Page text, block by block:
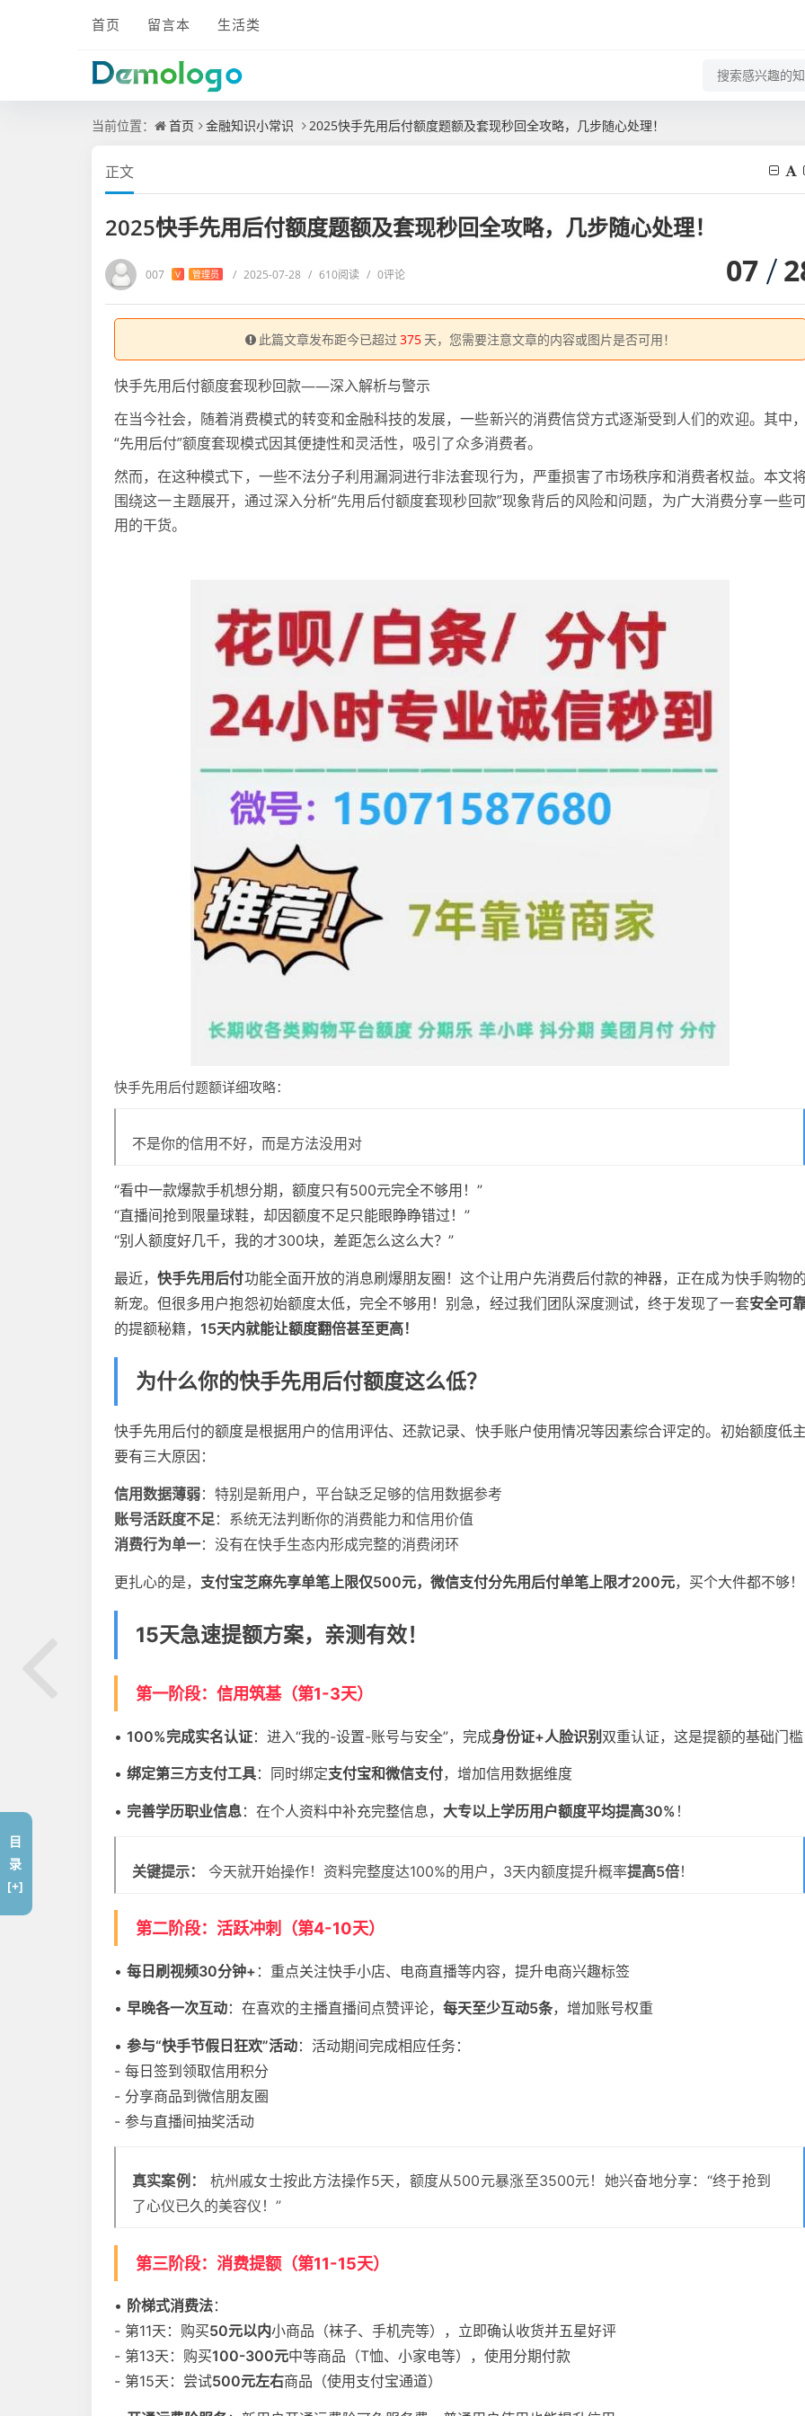
首页 留言本 生活类
当前位置： 首页 金融知识小常识 2025快手先用后付额度题额及套现秒回全攻略，几步随心处理！
正文
2025快手先用后付额度题额及套现秒回全攻略，几步随心处理！
007 V 管理员 / 2025-07-28 / 610阅读 / 0评论 07
此篇文章发布距今已超过 375 天，您需要注意文章的内容或图片是否可用！
快手先用后付额度套现秒回款——深入解析与警示
在当今社会，随着消费模式的转变和金融科技的发展，一些新兴的消费信贷方式逐渐受到人们的欢迎。其中，
“先用后付”额度套现模式因其便捷性和灵活性，吸引了众多消费者。
然而，在这种模式下，一些不法分子利用漏洞进行非法套现行为，严重损害了市场秩序和消费者权益。本文
围绕这一主题展开，通过深入分析“先用后付额度套现秒回款”现象背后的风险和问题，为广大消费分享一些
用的干货。
快手先用后付题额详细攻略：
不是你的信用不好，而是方法没用对
“看中一款爆款手机想分期，额度只有500元完全不够用！”
“直播间抢到限量球鞋，却因额度不足只能眼睁睁错过！”
“别人额度好几千，我的才300块，差距怎么这么大？”
最近，快手先用后付功能全面开放的消息刷爆朋友圈！这个让用户先消费后付款的神器，正在成为快手购物的
新宠。但很多用户抱怨初始额度太低，完全不够用！别急，经过我们团队深度测试，终于发现了一套安全可
的提额秘籍， 15天内就能让额度翻倍甚至更高！
为什么你的快手先用后付额度这么低？
快手先用后付的额度是根据用户的信用评估、还款记录、快手账户使用情况等因素综合评定的。初始额度低主
要有三大原因：
信用数据薄弱：特别是新用户，平台缺乏足够的信用数据参考
账号活跃度不足：系统无法判断你的消费能力和信用价值
消费行为单一：没有在快手生态内形成完整的消费闭环
更扎心的是， 支付宝芝麻先享单笔上限仅500元，微信支付分先用后付单笔上限才200元，买个大件都不够！
15天急速提额方案，亲测有效！
第一阶段：信用筑基（第1-3天）
• 100%完成实名认证：进入“我的-设置-账号与安全”，完成身份证+人脸识别 双重认证，这是提额的基础门槛
• 绑定第三方支付工具：同时绑定支付宝和微信支付，增加信用数据维度
• 完善学历职业信息：在个人资料中补充完整信息， 大专以上学历用户额度平均提高30% ！
关键提示： 今天就开始操作！资料完整度达100%的用户，3天内额度提升概率提高5倍！
第二阶段：活跃冲刺（第4-10天）
• 每日刷视频30分钟+ ：重点关注快手小店、电商直播等内容，提升电商兴趣标签
• 早晚各一次互动：在喜欢的主播直播间点赞评论， 每天至少互动5条，增加账号权重
• 参与“快手节假日狂欢”活动：活动期间完成相应任务：
- 每日签到领取信用积分
- 分享商品到微信朋友圈
- 参与直播间抽奖活动
真实案例：
杭州戚女士按此方法操作5天，额度从500元暴涨至3500元！她兴奋地分享：“终于抢到
了心仪已久的美容仪！”
第三阶段：消费提额（第11-15天）
• 阶梯式消费法：
- 第11天：购买50元以内小商品（袜子、手机壳等），立即确认收货并五星好评
- 第13天：购买100-300元中等商品（T恤、小家电等），使用分期付款
- 第15天：尝试500元左右商品（使用支付宝通道）
目
录
[+]